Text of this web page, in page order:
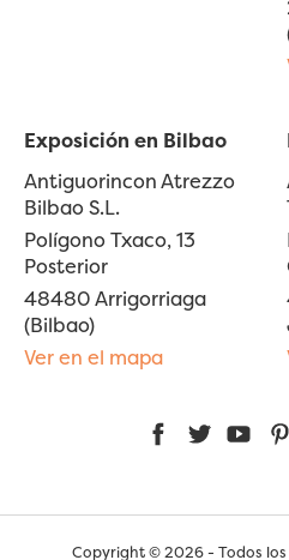
Exposición en Bilbao
Antiguorincon Atrezzo
Bilbao S.L.
Polígono Txaco, 13
Posterior
48480 Arrigorriaga
(Bilbao)
Ver en el mapa
FacebookTwitter
Copyright © 2026 - Todos